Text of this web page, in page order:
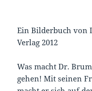
Ein Bilderbuch von
Verlag 2012
Was macht Dr.
gehen! Mit seinen